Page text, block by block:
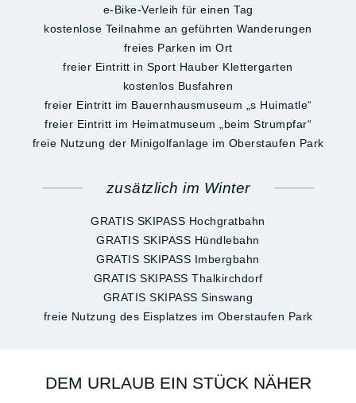
e-Bike-Verleih für einen Tag
kostenlose Teilnahme an geführten Wanderungen
freies Parken im Ort
freier Eintritt in Sport Hauber Klettergarten
kostenlos Busfahren
freier Eintritt im Bauernhausmuseum „s Huimatle“
freier Eintritt im Heimatmuseum „beim Strumpfar“
freie Nutzung der Minigolfanlage im Oberstaufen Park
zusätzlich im Winter
GRATIS SKIPASS Hochgratbahn
GRATIS SKIPASS Hündlebahn
GRATIS SKIPASS Imbergbahn
GRATIS SKIPASS Thalkirchdorf
GRATIS SKIPASS Sinswang
freie Nutzung des Eisplatzes im Oberstaufen Park
DEM URLAUB EIN STÜCK NÄHER